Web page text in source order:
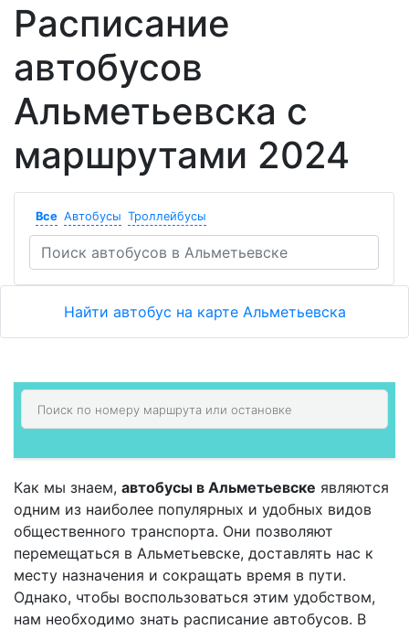
Расписание
автобусов
Альметьевска с
маршрутами 2024
Все Автобусы Троллейбусы
Найти автобус на карте Альметьевска
Как мы знаем, автобусы в Альметьевске являются
одним из наиболее популярных и удобных видов
общественного транспорта. Они позволяют
перемещаться в Альметьевске, доставлять нас к
месту назначения и сокращать время в пути.
Однако, чтобы воспользоваться этим удобством,
нам необходимо знать расписание автобусов. В